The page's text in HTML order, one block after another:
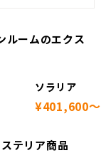
ルームのエクス
ソラリア
¥401,600～
テリア商品